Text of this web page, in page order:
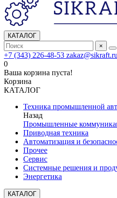
КАТАЛОГ
×
+7 (343) 226-48-53 zakaz@sikraft.ru
0
Ваша корзина пуста!
Корзина
КАТАЛОГ
Техника промышленной
Назад
Промышленные
Приводная техника
Автоматизация и
Прочее
Сервис
Системные решения и
Энергетика
КАТАЛОГ